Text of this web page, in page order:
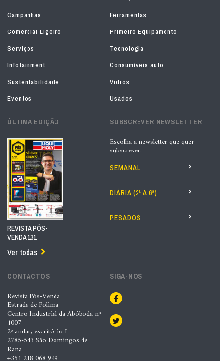
Campanhas
Ferramentas
Comercial Ligeiro
Primeiro Equipamento
Serviços
Tecnologia
Infotainment
Consumíveis auto
Sustentabilidade
Vidros
Eventos
Usados
ÚLTIMA EDIÇÃO
REVISTA PÓS-
VENDA 131
Ver todas
SUBSCREVER NEWSLETTER
Escolha a newsletter que quer
subscrever:
SEMANAL
DIÁRIA (2ª A 6ª)
PESADOS
CONTACTOS
Revista Pós-Venda
Estrada de Polima
Centro Industrial da Abóboda nº
1007
2º andar, escritório I
2785-543 São Domingos de
Rana
+351 218 068 949
SIGA-NOS